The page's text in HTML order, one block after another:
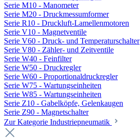
Serie M10 - Manometer
Serie M20 - Druckmessumformer
Serie R10 - Druckluft-Lamellenmotoren
Serie V10 - Magnetventile
Serie V60 - Druck- und Temperaturschalter
Serie V80 - Zähler- und Zeitventile
Serie W40 - Feinfilter
Serie W50 - Druckregler
Serie W60 - Proportionaldruckregler
Serie W75 - Wartungseinheiten
Serie W85 - Wartungseinheiten
Serie Z10 - Gabelköpfe, Gelenkaugen
Serie Z90 - Magnetschalter
Zur Kategorie Industriepneumatik